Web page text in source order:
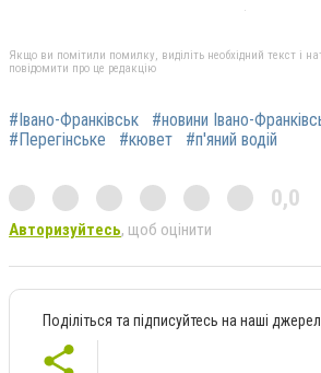
Якщо ви помітили помилку, виділіть необхідний текст і
повідомити про це редакцію
#Івано-Франківськ #новини Івано-
#Перегінське
#кювет #п'яний водій
0,0
Авторизуйтесь, щоб оцінити
Поділіться та підписуйтесь на наші